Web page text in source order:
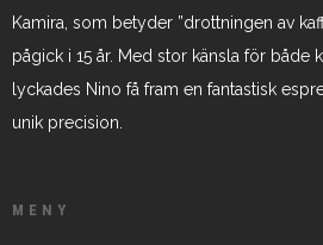
Kamira, som betyder ”drottningen av
pågick i 15 år. Med stor känsla för både
lyckades Nino få fram en fantastisk
unik precision.
MENY